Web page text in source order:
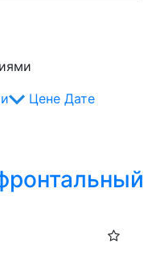
Цене Дате